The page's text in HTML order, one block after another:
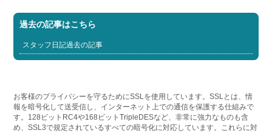
過去の記事はこちら
スタッフ日記過去の記事
お客様のプライバシーを守るためにSSLを使用しています。SSLとは、情
報を暗号化して送受信し、インターネット上での通信を保護する仕組みで
す。128ビットRC4や168ビットTripleDESなど、非常に強力なものも含
め、SSL3で規定されているすべての暗号化に対応しています。これらに対